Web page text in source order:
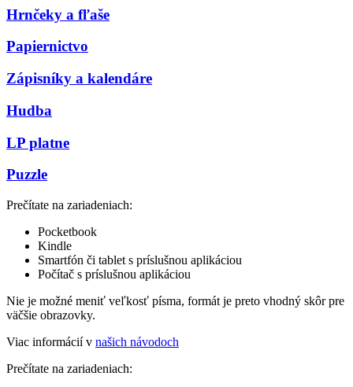
Hrnčeky a fľaše
Papiernictvo
Zápisníky a kalendáre
Hudba
LP platne
Puzzle
Prečítate na zariadeniach:
Pocketbook
Kindle
Smartfón či tablet s príslušnou aplikáciou
Počítač s príslušnou aplikáciou
Nie je možné meniť veľkosť písma, formát je preto vhodný skôr pre
väčšie obrazovky.
Viac informácií v našich návodoch
Prečítate na zariadeniach: